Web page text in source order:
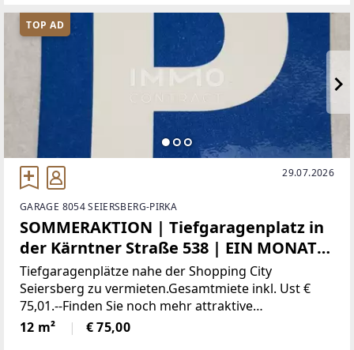
TOP AD
29.07.2026
GARAGE 8054 SEIERSBERG-PIRKA
SOMMERAKTION | Tiefgaragenplatz in
der Kärntner Straße 538 | EIN MONAT
MIETFREI
Tiefgaragenplätze nahe der Shopping City
Seiersberg zu vermieten.Gesamtmiete inkl. Ust €
75,01.--Finden Sie noch mehr attraktive
Liegenschaften auf www.IMMOcontract.at
[http://www.immocontract.at/]IMMO einen Besuch
12 m² € 75,00